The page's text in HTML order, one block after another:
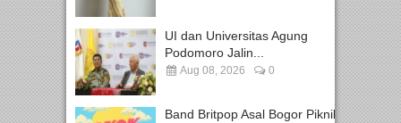
UI dan Universitas Agung
Podomoro Jalin...
Aug 08, 2026 0
Band Britpop Asal Bogor Piknik